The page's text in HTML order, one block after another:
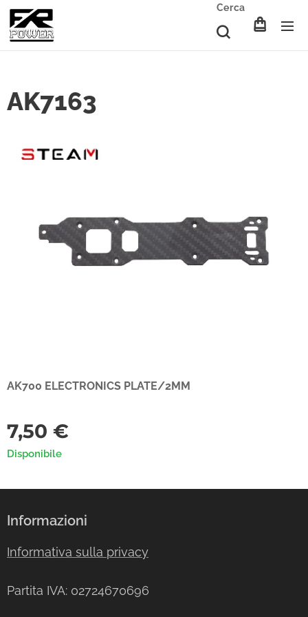
Cerca
AK7163
AK700 ELECTRONICS PLATE/2MM
7,50 €
Disponibile
Informazioni
Informativa sulla privacy
Partita IVA: 02724670696